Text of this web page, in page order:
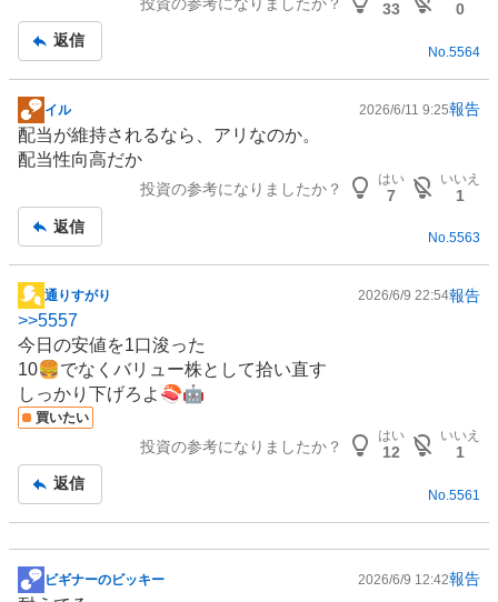
事
33
0
返信
No. 5564
掲
示
板
イル 2026/6/11 9:25報告
配当が維持されるなら、アリなのか。
配当性向高だか
投資の参考になりましたか？
はい
7
いいえ
1
返信
No.5563
掲
示
板
記
事
通りすがり 2026/6/9 22:54報告
>>5557
今日の安値を1口浚った
10🍔でなくバリュー株として拾い直す
しっかり下げろよ🍣🤖
買いたい
投資の参考になりましたか？
はい
12
いいえ
1
返信
No. 5561
掲
ビギナーのビッキー 2026/6/9 12:42報告